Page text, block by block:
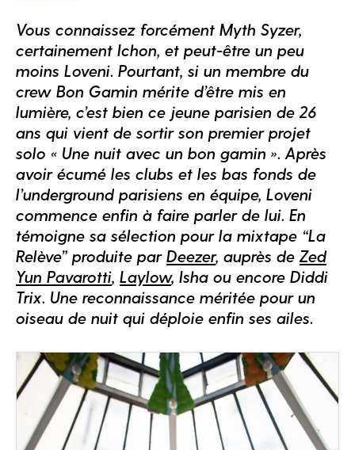
Vous connaissez forcément Myth Syzer,
certainement Ichon, et peut-être un peu
moins Loveni. Pourtant, si un membre du
crew Bon Gamin mérite d’être mis en
lumière, c’est bien ce jeune parisien de 26
ans qui vient de sortir son premier projet
solo « Une nuit avec un bon gamin ». Après
avoir écumé les clubs et les bas fonds de
l’underground parisiens en équipe, Loveni
commence enfin à faire parler de lui. En
témoigne sa sélection pour la mixtape “La
Relève” produite par Deezer, auprès de Zed
Yun Pavarotti, Laylow, Isha ou encore Diddi
Trix. Une reconnaissance méritée pour un
oiseau de nuit qui déploie enfin ses ailes.